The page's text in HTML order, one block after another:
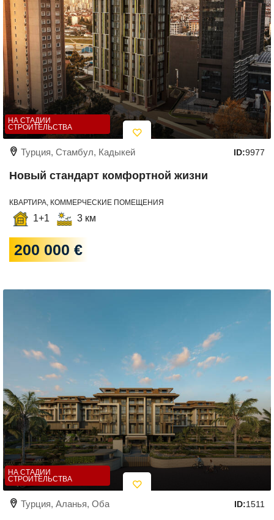
НА СТАДИИ
СТРОИТЕЛЬСТВА
Турция, Стамбул, Кадыкей ID:9977
Новый стандарт комфортной жизни
КВАРТИРА, КОММЕРЧЕСКИЕ ПОМЕЩЕНИЯ
1+1 3 км
200 000 €
НА СТАДИИ
СТРОИТЕЛЬСТВА
Турция, Аланья, Оба ID:1511